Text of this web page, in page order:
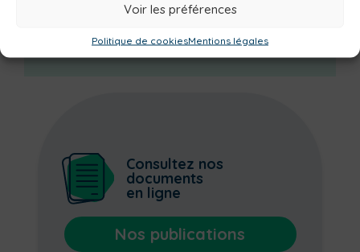
Voir les préférences
Politique de cookiesMentions légales
Bibliothèques
Déchèteries
Familles
Institutionnel
Culture
Consultez nos
documents
en ligne
Nos publications